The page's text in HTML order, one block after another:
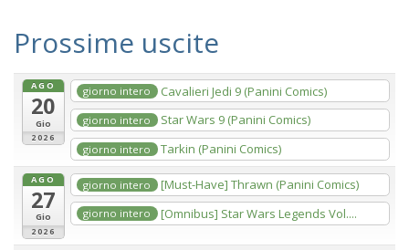
Prossime uscite
AGO
20
Gio
2026
giorno intero Cavalieri Jedi 9 (Panini Comics)
giorno intero Star Wars 9 (Panini Comics)
giorno intero Tarkin (Panini Comics)
AGO
27
Gio
2026
giorno intero [Must-Have] Thrawn (Panini Comics)
giorno intero [Omnibus] Star Wars Legends Vol....